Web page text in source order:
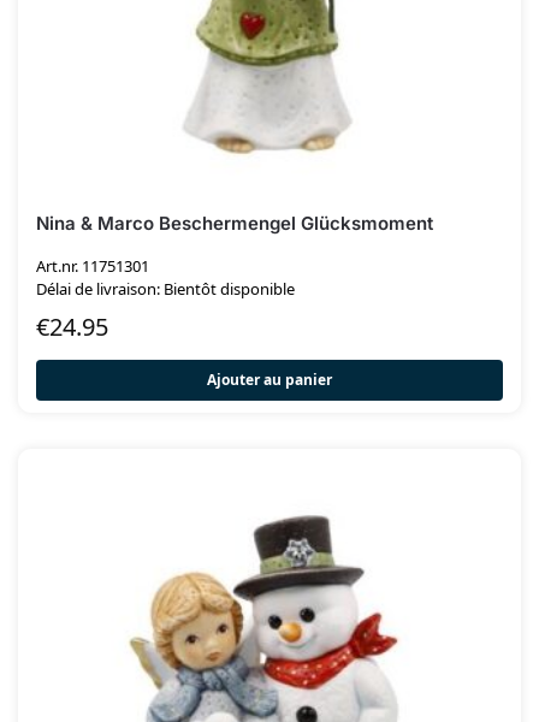
Nina & Marco Beschermengel Glücksmoment
Art.nr. 11751301
Délai de livraison: Bientôt disponible
€24.95
Ajouter au panier